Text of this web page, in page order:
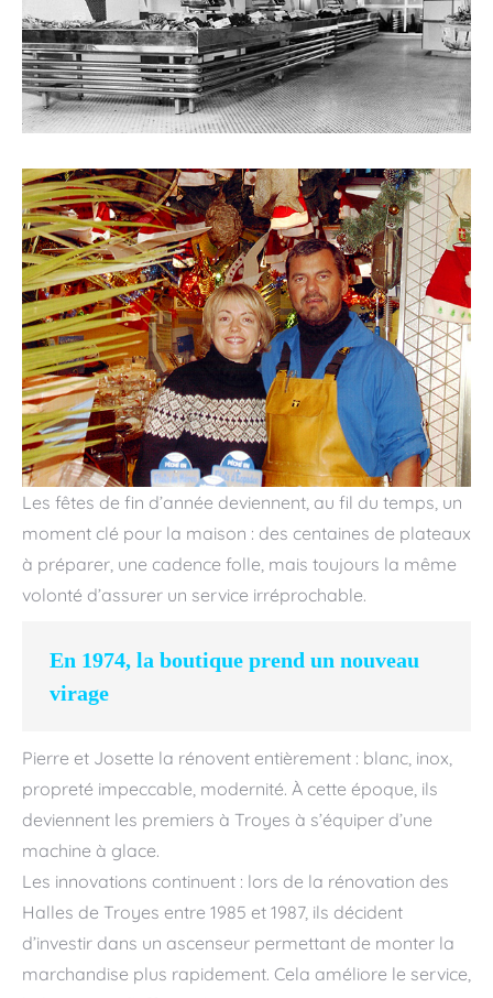
Les fêtes de fin d’année deviennent, au fil du temps, un
moment clé pour la maison : des centaines de plateaux
à préparer, une cadence folle, mais toujours la même
volonté d’assurer un service irréprochable.
En 1974, la boutique prend un nouveau
virage
Pierre et Josette la rénovent entièrement : blanc, inox,
propreté impeccable, modernité. À cette époque, ils
deviennent les premiers à Troyes à s’équiper d’une
machine à glace.
Les innovations continuent : lors de la rénovation des
Halles de Troyes entre 1985 et 1987, ils décident
d’investir dans un ascenseur permettant de monter la
marchandise plus rapidement. Cela améliore le service,